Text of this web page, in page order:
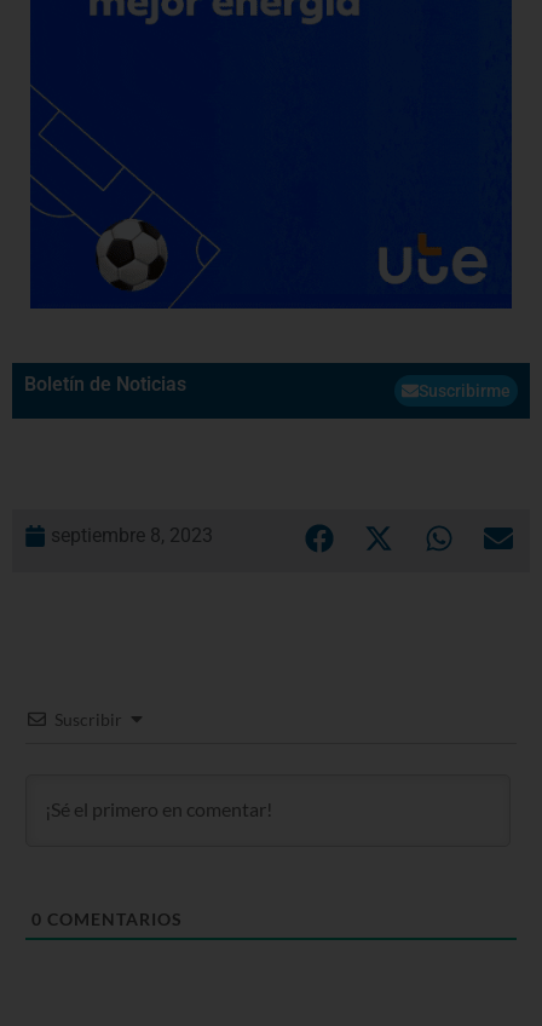
Boletín de Noticias Suscribirme
septiembre 8, 2023
Suscribir
0 COMENTARIOS